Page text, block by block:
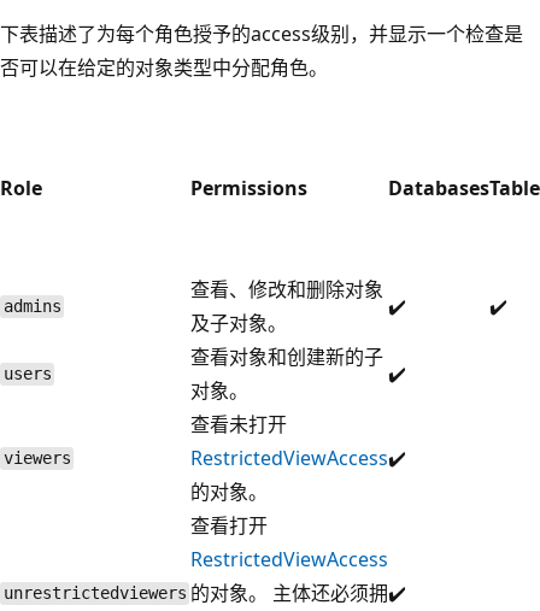
下表描述了为每个角色授予的access级别，并显示一个检查是
否可以在给定的对象类型中分配角色。
Role Permissions Databases
admins
查看、修改和删除对象
及子对象。
✔️ ✔️
users
查看对象和创建新的子
对象。
✔️
viewers
查看未打开
RestrictedViewAccess
的对象。
✔️
unrestrictedviewers
查看打开
RestrictedViewAccess
的对象。 主体还必须拥✔️